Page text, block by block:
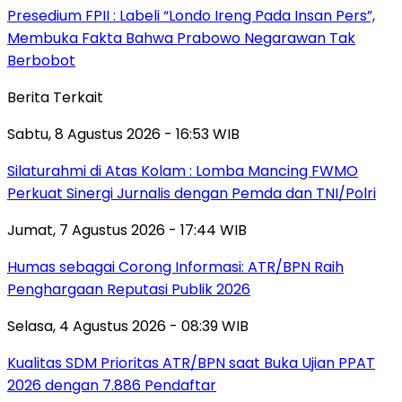
Presedium FPII : Labeli “Londo Ireng Pada Insan Pers”,
Membuka Fakta Bahwa Prabowo Negarawan Tak
Berbobot
Berita Terkait
Sabtu, 8 Agustus 2026 - 16:53 WIB
Silaturahmi di Atas Kolam : Lomba Mancing FWMO
Perkuat Sinergi Jurnalis dengan Pemda dan TNI/Polri
Jumat, 7 Agustus 2026 - 17:44 WIB
Humas sebagai Corong Informasi: ATR/BPN Raih
Penghargaan Reputasi Publik 2026
Selasa, 4 Agustus 2026 - 08:39 WIB
Kualitas SDM Prioritas ATR/BPN saat Buka Ujian PPAT
2026 dengan 7.886 Pendaftar